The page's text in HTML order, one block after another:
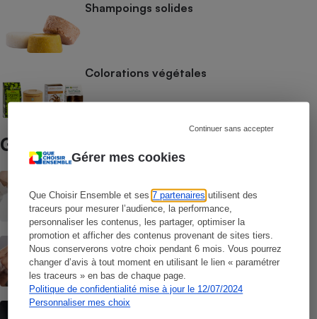
Gérer mes cookies
Que Choisir Ensemble et ses7 partenaires utilisent des
traceurs pour mesurer l’audience, la performance,
personnaliser les contenus, les partager, optimiser la
promotion et afficher des contenus provenant de sites tiers.
Nous conserverons votre choix pendant 6 mois. Vous pourrez
changer d’avis à tout moment en utilisant le lien « paramétrer
les traceurs » en bas de chaque page.
Politique de confidentialité mise à jour le 12/07/2024
Personnaliser mes choix
Continuer sans accepter
Shampoings solides
Colorations végétales
Guide d’achat
Chute de cheveux
Shampooings